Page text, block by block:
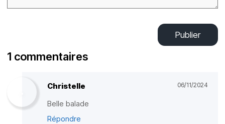
Publier
1 commentaires
Christelle 06/11/2024
Belle balade
Répondre